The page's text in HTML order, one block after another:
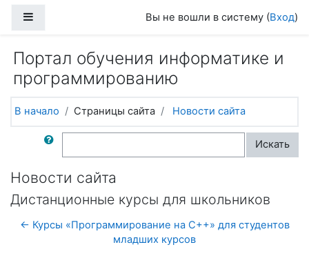
Вы не вошли в систему (Вход)
Портал обучения информатике и
программированию
В начало Страницы сайта Новости сайта
Поиск по форумам Искать
Новости сайта
Дистанционные курсы для школьников
← Курсы «Программирование на C++» для студентов
младших курсов